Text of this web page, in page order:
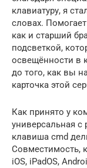
клавиатуру, я
словах.
как и старший
подсветкой,
освещённости в
до того, как вы
карточка этой
Как принято у
универсальная с
клавиша cmd
Совместимость,
iOS, iPadOS,